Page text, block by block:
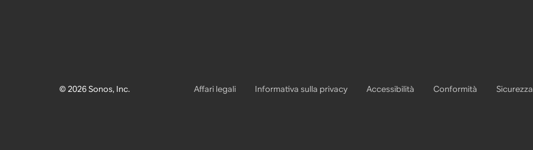
© 2026 Sonos, Inc. Affari legali Informativa sulla privacy Accessibilità Conformità Sicurezza